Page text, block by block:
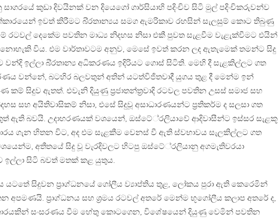
සාගරයේ කුඩා දිවයිනක් වන දියෙගෝ ගාර්සියාහි පදිංචිව සිටි මුල් පදිංචිකරුවන්ව
ඉවත් කිරීමට බි‍්‍රතාන්‍යය සමග ඇමරිකාව රහසින් සැලසුම් කොට තිබුණු
රටවල් දෙකේම පවතින මාධ්‍ය නිදහස නිසා එකී පුවත සැළවීම වැළැක්වීමට එයින්
විය. එම වාර්තාවටම අනුව, මෙසේ ඉවත් කරන ලද ඇතැමෙක් තමන්ට සිදු
වන්දි ඉල්ලා බි‍්‍රතාන්‍ය අධිකරණය ඉදිරියට ගොස් සිටිති. මෙහි දී සැළකිල්ලට ගත
වන්නේ, බටහිර බලවතුන් අතින් යටත්විජිතවාදී යුගය තුළ දී මෙන්ම ඉන්
කම් සිදුව ඇතත්. එවැනි දියුණු ප‍්‍රජාතන්ත‍්‍රවාදි රටවල පවතින උසස් සමාජ සහ
සහ අයිතිවාසිකම් නිසා, එසේ සිදුවූ අසාධාරණයන්ට ප‍්‍රතිකර්ම ද සලසා ගත
ඇති බවයි. උදාහරණයක් වශයෙන්, ඔස්ටේ‍්‍රලියාවේ ආදිවාසීන්ට ඉස්සර සැළකූ
ගැන හිතන විට, අද එම සැළකීම වෙනස් වී ඇති ස්වභාවය සැලකිල්ලට ගත
අතීතයේ සිදු වූ වැරදිවලට හිටපු ඔස්ටේ‍්‍රලියානු අගමැතිවරයා
ඉල්ලා සිටි බවත් මතක් කළ යුතුය.
යටතේ සිදුවන ප‍්‍රාග්ධනයේ ගෝලීය ව්‍යාප්තිය තුළ, ලෝකය පුරා ඇති කෙරෙමින්
අපමණයි. ප‍්‍රාග්ධනය සහ ශ‍්‍රමය රටවල් අතරේ මෙන්ම භූගෝලීය කලාප අතරේ ද,
සංසරණය වීම හේතු කොටගෙන, විශේෂයෙන් දියුණු වෙමින් පවතින